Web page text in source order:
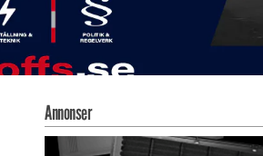
Annonser